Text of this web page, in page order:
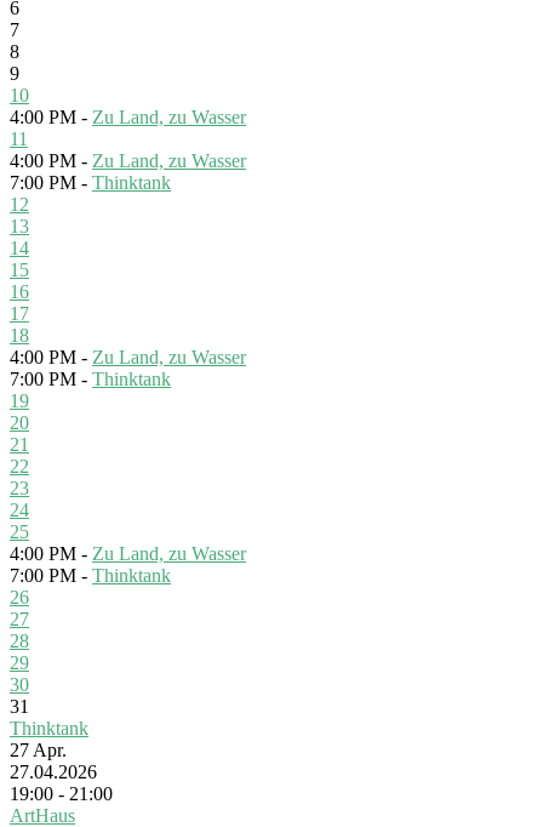
6
7
8
9
10
4:00 PM - Zu Land, zu Wasser
11
4:00 PM - Zu Land, zu Wasser
7:00 PM - Thinktank
12
13
14
15
16
17
18
4:00 PM - Zu Land, zu Wasser
7:00 PM - Thinktank
19
20
21
22
23
24
25
4:00 PM - Zu Land, zu Wasser
7:00 PM - Thinktank
26
27
28
29
30
31
Thinktank
27 Apr.
27.04.2026
19:00 - 21:00
ArtHaus